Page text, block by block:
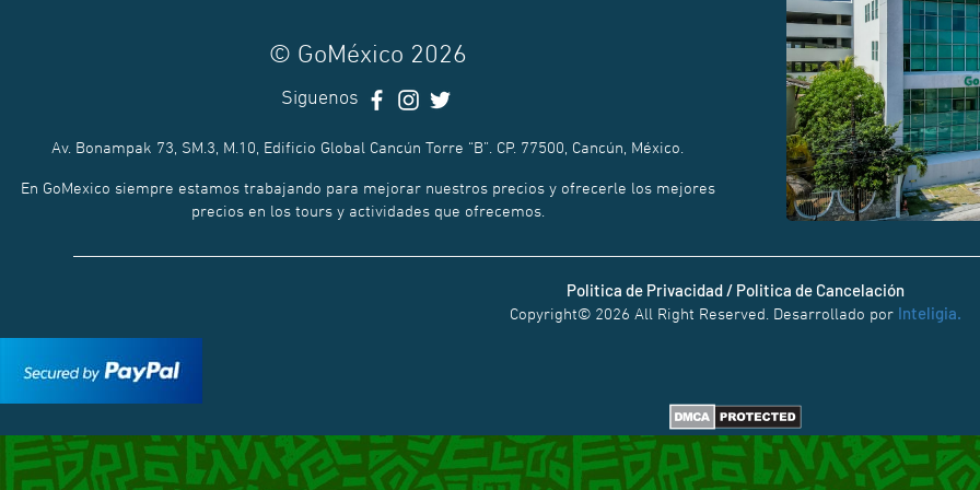
© GoMéxico 2026
Siguenos
Av. Bonampak 73, SM.3, M.10, Edificio Global Cancún Torre “B”. CP. 77500, Cancún, México.
En GoMexico siempre estamos trabajando para mejorar nuestros precios y ofrecerle los mejores
precios en los tours y actividades que ofrecemos.
Politica de Privacidad / Politica de Cancelación
Copyright© 2026 All Right Reserved. Desarrollado por Inteligia.